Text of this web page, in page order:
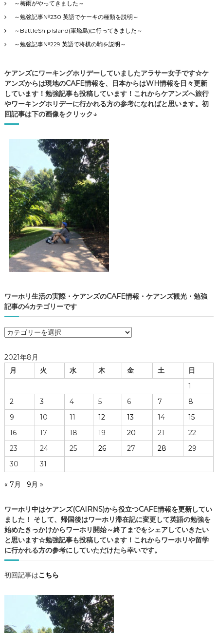
～梅雨がやってきました～
～勉強記事№230 英語でケーキの種類を説明～
～BattleShip Island(軍艦島)に行ってきました～
～勉強記事№229 英語で将棋の駒を説明～
ケアンズにワーキングホリデーしていましたアラサー女子です☆ケ
アンズからは現地のCAFE情報を、日本からはWH情報を日々更新
しています！勉強記事も投稿しています！これからケアンズへ旅行
やワーキングホリデーに行かれる方の参考になればと思います。初
回記事は下の画像をクリック↓
ワーホリ生活の実際・ケアンズのCAFE情報・ケアンズ観光・勉強
記事の4カテゴリーです
ワ
リ
生
の
実
際
・
ケ
ア
ン
ズ
の
C
F
E
情
報
・
ケ
ン
観
勉
2021年8月
月
火 水 木 金 土
日
1
2
3 4 5 6 7
8
9
10 11 12 13 14
15
16
17 18 19 20 21
22
23
24 25 26 27 28
29
30
31
« 7月 9月 »
ワーホリ中はケアンズ(CAIRNS)から役立つCAFE情報を更新してい
ました！ そして、帰国後はワーホリ滞在記に変更して英語の勉強を
始めたきっかけからワーホリ開始～終了までをシェアしていきたい
と思います☆勉強記事も投稿しています！これからワーホリや留学
に行かれる方の参考にしていただけたら幸いです。
初回記事はこちら